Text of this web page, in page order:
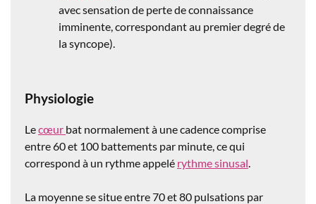
avec sensation de perte de connaissance
imminente, correspondant au premier degré de
la syncope).
Physiologie
Lecœur bat normalement à une cadence comprise
entre 60 et 100 battements par minute, ce qui
correspond à un rythme appelé rythme sinusal.
La moyenne se situe entre 70 et 80 pulsations par